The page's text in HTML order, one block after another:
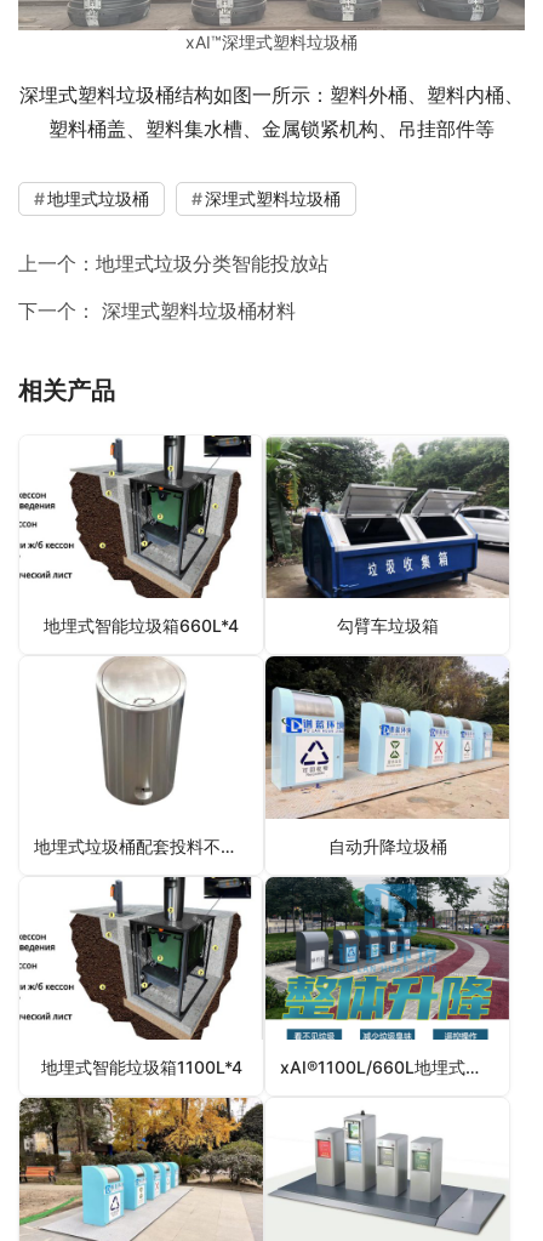
xAI™深埋式塑料垃圾桶
深埋式塑料垃圾桶结构如图一所示：塑料外桶、塑料内桶、
塑料桶盖、塑料集水槽、金属锁紧机构、吊挂部件等
地埋式垃圾桶 深埋式塑料垃圾桶
上一个： 地埋式垃圾分类智能投放站
下一个： 深埋式塑料垃圾桶材料
相关产品
地埋式智能垃圾箱660L*4 勾臂车垃圾箱
地埋式垃圾桶配套投料不锈钢桶 自动升降垃圾桶
地埋式智能垃圾箱1100L*4 xAI®1100L/660L地埋式分类垃圾箱